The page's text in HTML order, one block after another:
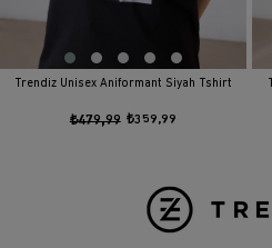
Trendiz Unisex Aniformant Siyah Tshirt
₺359,99
₺479,99